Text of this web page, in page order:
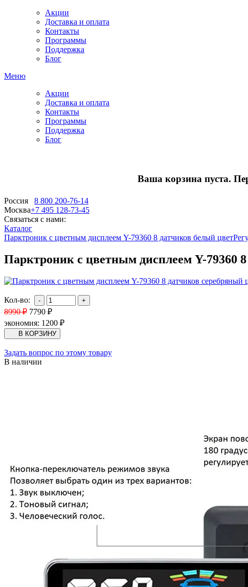
Акции
Доставка и оплата
Контакты
Программы
Поддержка
Блог
Меню
Акции
Доставка и оплата
Контакты
Программы
Поддержка
Блог
Ваша корзина пуста.
Россия
8 800 200-76-14
Москва+7 495 128-73-45
Связаться с нами:
Каталог
Парктроник с цветным дисплеем Y-79360 8 датчиков белый цвет
Парктроник с цветным дисплеем Y-79360
Кол-во:
8990₽ 7790 ₽
экономия: 1200 ₽
Задать вопрос по этому товару
В наличии